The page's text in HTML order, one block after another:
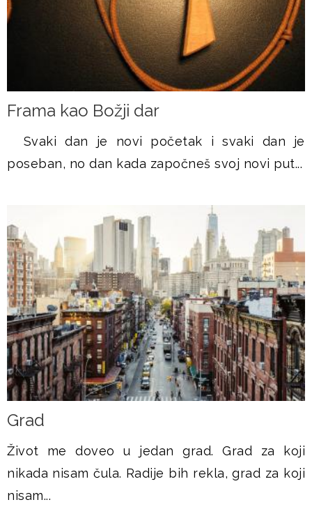
Frama kao Božji dar
Svaki dan je novi početak i svaki dan je
poseban, no dan kada započneš svoj novi put...
Grad
Život me doveo u jedan grad. Grad za koji
nikada nisam čula. Radije bih rekla, grad za koji
nisam...